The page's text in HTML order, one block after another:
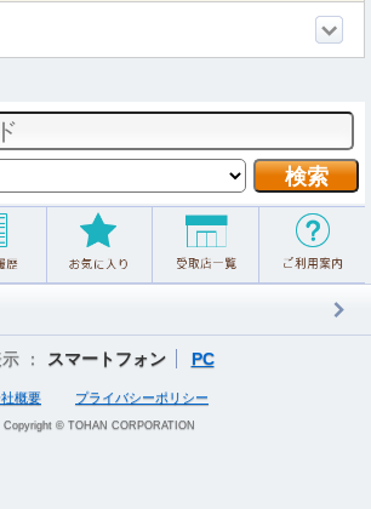
： スマートフォン PC
概要 プライバシーポリシー
Copyright © TOHAN CORPORATION